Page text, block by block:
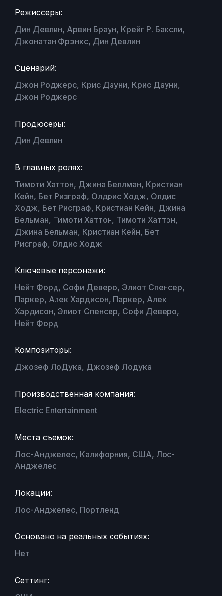
Режиссеры:
Дин Девлин, Арвин Браун, Крейг Р. Баксли,
Джонатан Фрэнкс, Дин Девлин
Сценарий:
Джон Роджерс, Крис Дауни, Крис Дауни,
Джон Роджерс
Продюсеры:
Дин Девлин
В главных ролях:
Тимоти Хаттон, Джина Беллман, Кристиан
Кейн, Бет Ризграф, Олдрис Ходж, Олдис
Ходж, Бет Рисграф, Кристиан Кейн, Джина
Бельман, Тимоти Хаттон, Тимоти Хаттон,
Джина Бельман, Кристиан Кейн, Бет
Рисграф, Олдис Ходж
Ключевые персонажи:
Нейт Форд, Софи Деверо, Элиот Спенсер,
Паркер, Алек Хардисон, Паркер, Алек
Хардисон, Элиот Спенсер, Софи Деверо,
Нейт Форд
Композиторы:
Джозеф ЛоДука, Джозеф Лодука
Производственная компания:
Electric Entertainment
Места съемок:
Лос-Анджелес, Калифорния, США, Лос-
Анджелес
Локации:
Лос-Анджелес, Портленд
Основано на реальных событиях:
Нет
Сеттинг: